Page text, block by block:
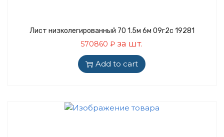
Лист низколегированный 70 1.5м 6м 09г2с 19281
570860₽ за шт.
Add to cart